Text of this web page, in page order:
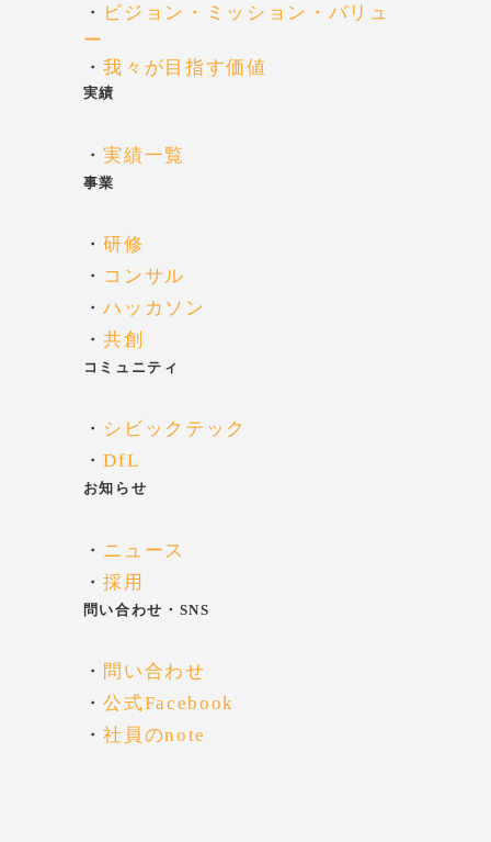
・ ビジョン・ミッション・バリュ
ー
・我々が目指す価値
実績
・実績一覧
事業
・研修
・ コンサル
・ハッカソン
・共創
コミュニティ
・ シビックテック
・DfL
お知らせ
・ ニュース
・採用
問い合わせ・SNS
・ 問い合わせ
・公式Facebook
・社員のnote